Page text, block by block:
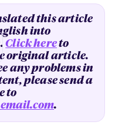
this article
into
Click hereto
original article.
any problems in
please send a
to
.